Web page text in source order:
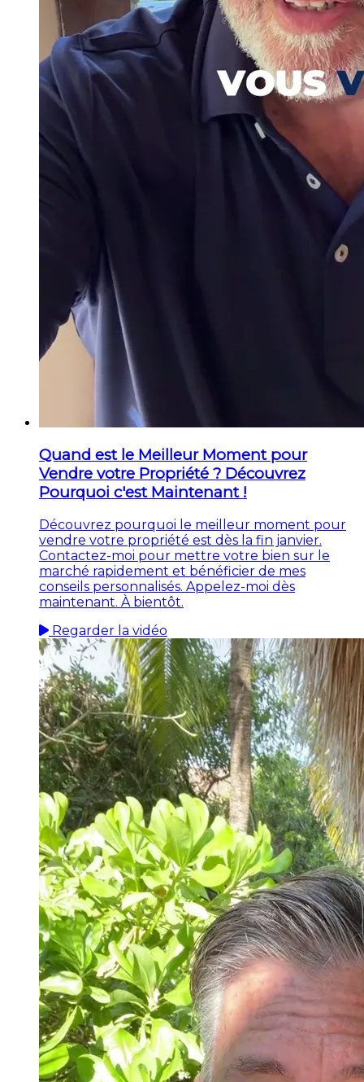
Quand est le Meilleur Moment pour
Vendre votre Propriété ? Découvrez
Pourquoi c'est Maintenant !
Découvrez pourquoi le meilleur moment pour
vendre votre propriété est dès la fin janvier.
Contactez-moi pour mettre votre bien sur le
marché rapidement et bénéficier de mes
conseils personnalisés. Appelez-moi dès
maintenant. À bientôt.
Regarder la vidéo